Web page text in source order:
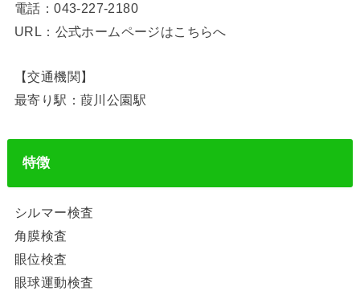
電話：043-227-2180
URL：公式ホームページはこちらへ
【交通機関】
最寄り駅：葭川公園駅
特徴
シルマー検査
角膜検査
眼位検査
眼球運動検査